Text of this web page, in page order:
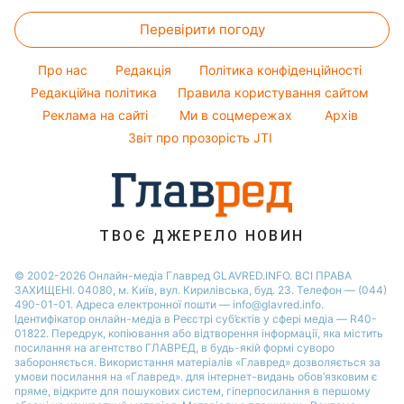
Новини Житомира
Новини Одеси
Фарбування волосся
Кейт Міддлтон
Максим Галкін
Настя Каменських
Віталій Козловський
Софія Ротару
Ольга Сумська
Народні прикмети
Усе про шоу-бізнес
Прості страви
Легкі десерти
Напої
Святкове меню
Перевірити погоду
Про нас Редакція
Політика конфіденційності
Редакційна політика
Правила користування сайтом
Реклама на сайті
Ми в соцмережах
Архів
Звіт про прозорість JTI
ТВОЄ ДЖЕРЕЛО НОВИН
© 2002-2026 Онлайн-медіа Главред GLAVRED.INFO. ВСІ ПРАВА
ЗАХИЩЕНІ. 04080, м. Київ, вул. Кирилівська, буд. 23. Телефон — (044)
490-01-01. Адреса електронної пошти — info@glavred.info.
Ідентифікатор онлайн-медіа в Реєстрі суб’єктів у сфері медіа — R40-
01822. Передрук, копіювання або відтворення інформації, яка містить
посилання на агентство ГЛАВРЕД, в будь-якій формi суворо
забороняється. Використання матеріалів «Главред» дозволяється за
умови посилання на «Главред». для інтернет-видань обов’язковим є
пряме, відкрите для пошукових систем, гіперпосилання в першому